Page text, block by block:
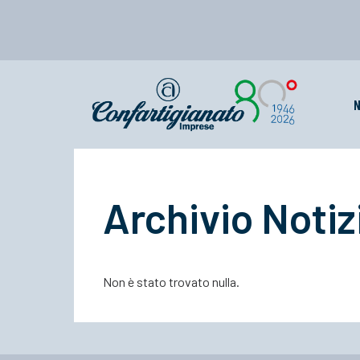
Archivio
Non è stato trovato nulla.